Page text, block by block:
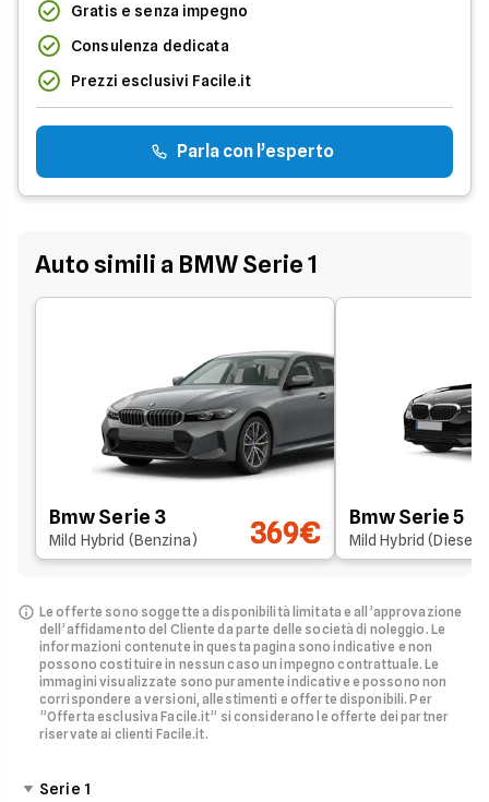
Gratis e senza impegno
Consulenza dedicata
Prezzi esclusivi Facile.it
Parla con l’esperto
Auto simili a BMW Serie 1
Bmw Serie 3
Mild Hybrid (Benzina) 369€ Bmw Serie 5
Mild Hybrid (Diesel)
Le offerte sono soggette a disponibilità limitata e all’approvazione
dell’affidamento del Cliente da parte delle società di noleggio. Le
informazioni contenute in questa pagina sono indicative e non
possono costituire in nessun caso un impegno contrattuale. Le
immagini visualizzate sono puramente indicative e possono non
corrispondere a versioni, allestimenti e offerte disponibili. Per
”Offerta esclusiva Facile.it” si considerano le offerte dei partner
riservate ai clienti Facile.it.
Serie 1